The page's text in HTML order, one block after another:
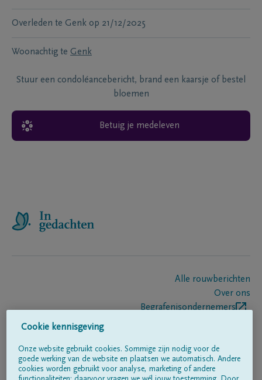
Overleden te Genk op 21/12/2025
Woonachtig te Genk
Stuur een condoléancebericht, brand een kaarsje of bestel
bloemen
Betuig je medeleven
Alle rouwberichten
Over ons
Begrafenisondernemers
Volg ons op
Cookie kennisgeving
Onze website gebruikt cookies. Sommige zijn nodig voor de
goede werking van de website en plaatsen we automatisch. Andere
cookies worden gebruikt voor analyse, marketing of andere